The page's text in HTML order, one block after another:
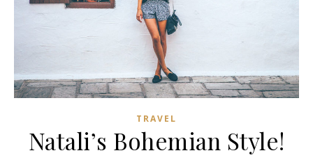
TRAVEL
Natali’s Bohemian Style!